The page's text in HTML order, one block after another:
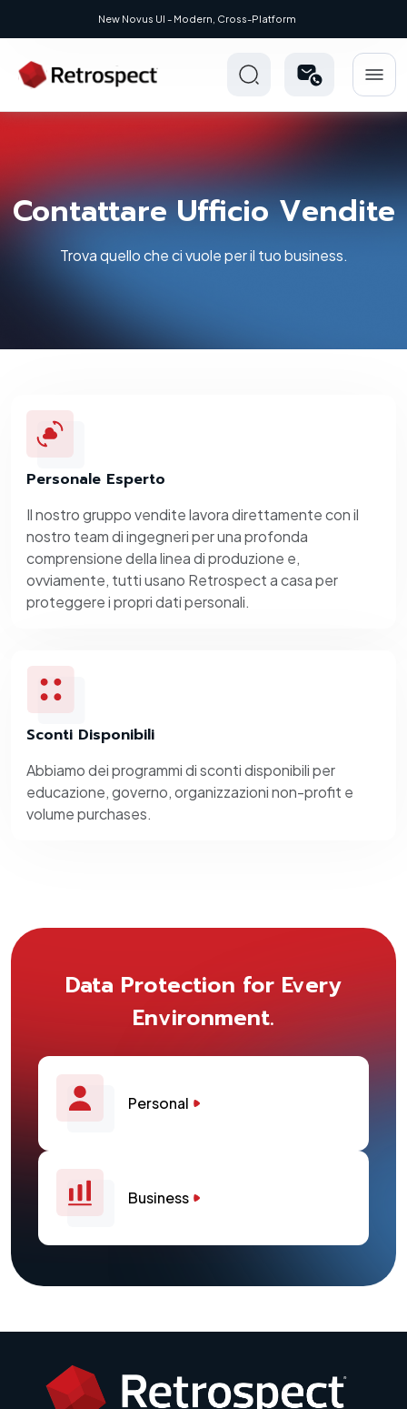
New Novus UI - Modern, Cross-Platform
Contattare Ufficio Vendite
Trova quello che ci vuole per il tuo business.
Personale Esperto
Il nostro gruppo vendite lavora direttamente con il
nostro team di ingegneri per una profonda
comprensione della linea di produzione e,
ovviamente, tutti usano Retrospect a casa per
proteggere i propri dati personali.
Sconti Disponibili
Abbiamo dei programmi di sconti disponibili per
educazione, governo, organizzazioni non-profit e
volume purchases.
Data Protection for Every
Environment.
Personal
Business